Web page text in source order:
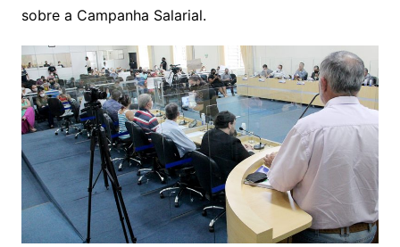
sobre a Campanha Salarial.